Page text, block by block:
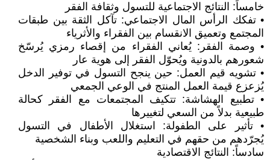
خامساً: النتائج الاجتماعية للتسول وثقافة الفقر
• تفكك الرأس المال الاجتماعي: تآكل الثقة بين طبقات
المجتمع وتعميق الانقسام بين الفقراء والأثرياء
• وصمة الفقر: يُعاني الفقراء من إقصاء رمزي يُرسّخ
شعورهم بالدونية ويُحوّل الفقر إلى هوية عار
• تشويه قيم العمل: حين ينجح التسول في توفير الدخل
يُزعزع قيمة العمل المنتج في الوعي الجمعي
• تطبيع الهشاشة: تتكيف المجتمعات مع الفقر كحالة
طبيعية بدلاً من السعي لتغييرها
• تأثير على الطفولة: استغلال الأطفال في التسول
يُجرّدهم من حقهم في التعليم واللعب وبناء الشخصية
سادساً: النتائج الاقتصادية